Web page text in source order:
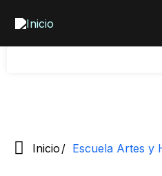
contenido
conocimiento artístico y
con la sociedad.
Inicio Escuela Artes y